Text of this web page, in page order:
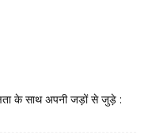
के साथ अपनी जड़ों से जुड़े :